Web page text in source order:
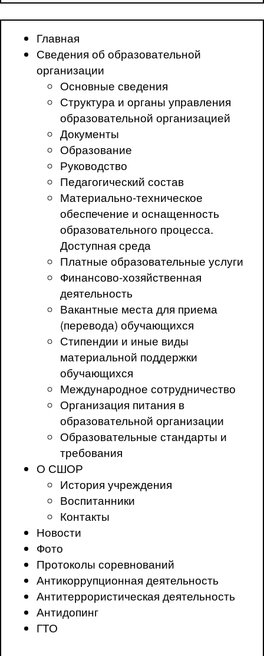
Главная
Сведения об образовательной
организации
Основные сведения
Структура и органы управления
образовательной организацией
Документы
Образование
Руководство
Педагогический состав
Материально-техническое
обеспечение и оснащенность
образовательного процесса.
Доступная среда
Платные образовательные услуги
Финансово-хозяйственная
деятельность
Вакантные места для приема
(перевода) обучающихся
Стипендии и иные виды
материальной поддержки
обучающихся
Международное сотрудничество
Организация питания в
образовательной организации
Образовательные стандарты и
требования
О СШОР
История учреждения
Воспитанники
Контакты
Новости
Фото
Протоколы соревнований
Антикоррупционная деятельность
Антитеррористическая деятельность
Антидопинг
ГТО